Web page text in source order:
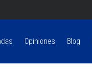
Opiniones Blog